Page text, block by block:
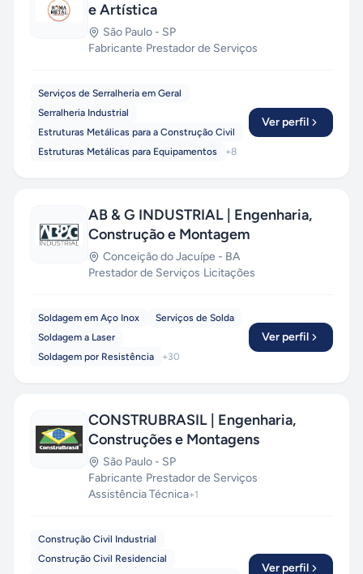
e Artística
São Paulo - SP
Fabricante·Prestador de Serviços
Serviços de Serralheria em Geral
Serralheria Industrial
Estruturas Metálicas para a Construção Civil
Estruturas Metálicas para Equipamentos
+8
Ver perfil
AB & G INDUSTRIAL | Engenharia,
Construção e Montagem
Conceição do Jacuípe - BA
Prestador de Serviços·Licitações
Soldagem em Aço Inox
Serviços de Solda
Soldagem a Laser
Soldagem por Resistência
+30
Ver perfil
CONSTRUBRASIL | Engenharia,
Construções e Montagens
São Paulo - SP
Fabricante·Prestador de Serviços·
Assistência Técnica+1
Construção Civil Industrial
Construção Civil Residencial
Ver perfil